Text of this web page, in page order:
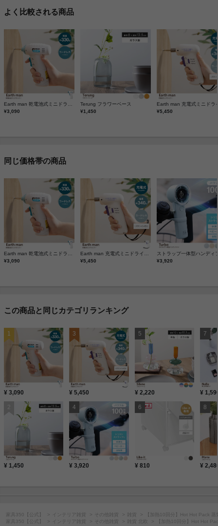
よく比較される商品
Earth man 乾電池式ミニドライバー
¥3,090
Terung フラワーベース
¥1,450
¥5,450
同じ価格帯の商品
¥3,090
¥5,450
¥3,920
この商品と同じカテゴリランキング
¥ 3,090
¥ 1,450
¥ 5,450
¥ 3,920
¥ 2,220
¥ 810
¥
¥
家具350【公式】 インテリア雑貨 その他雑貨
【加熱10回分】Hot Hot Pack
家具350【公式】
インテリア雑貨 その他雑貨 【加熱10回分】Hot Hot